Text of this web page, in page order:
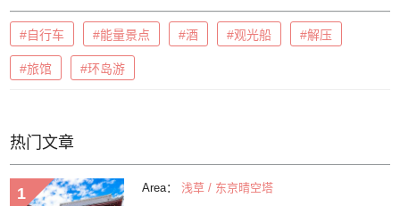
#自行车 #能量景点 #酒 #观光船 #解压
#旅馆 #环岛游
热门文章
Area： 浅草 / 东京晴空塔